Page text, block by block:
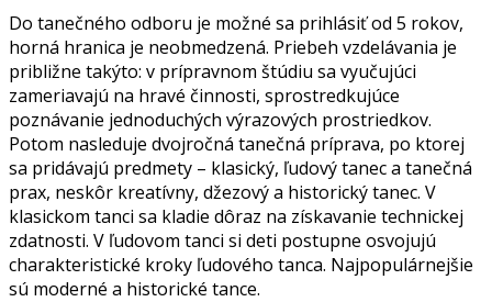
Do tanečného odboru je možné sa prihlásiť od 5 rokov,
horná hranica je neobmedzená. Priebeh vzdelávania je
približne takýto: v prípravnom štúdiu sa vyučujúci
zameriavajú na hravé činnosti, sprostredkujúce
poznávanie jednoduchých výrazových prostriedkov.
Potom nasleduje dvojročná tanečná príprava, po ktorej
sa pridávajú predmety – klasický, ľudový tanec a tanečná
prax, neskôr kreatívny, džezový a historický tanec. V
klasickom tanci sa kladie dôraz na získavanie technickej
zdatnosti. V ľudovom tanci si deti postupne osvojujú
charakteristické kroky ľudového tanca. Najpopulárnejšie
sú moderné a historické tance.